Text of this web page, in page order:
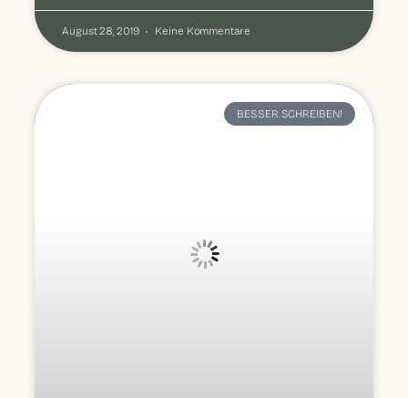
August 28, 2019 Keine Kommentare
BESSER SCHREIBEN!